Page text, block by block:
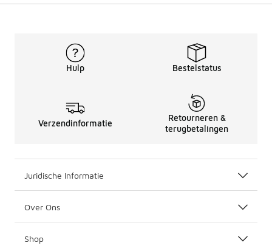
Hulp Bestelstatus
Verzendinformatie
Retourneren &
terugbetalingen
Juridische Informatie
Over Ons
Shop